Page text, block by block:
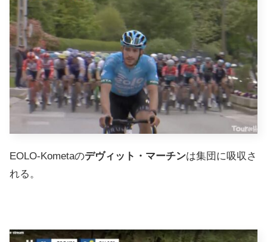
EOLO-Kometaのデヴィット・マーチンは集団に吸収さ
れる。